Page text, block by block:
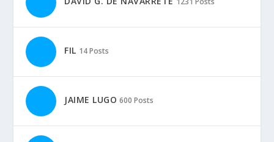
FIL 14 Posts
JAIME LUGO 600 Posts